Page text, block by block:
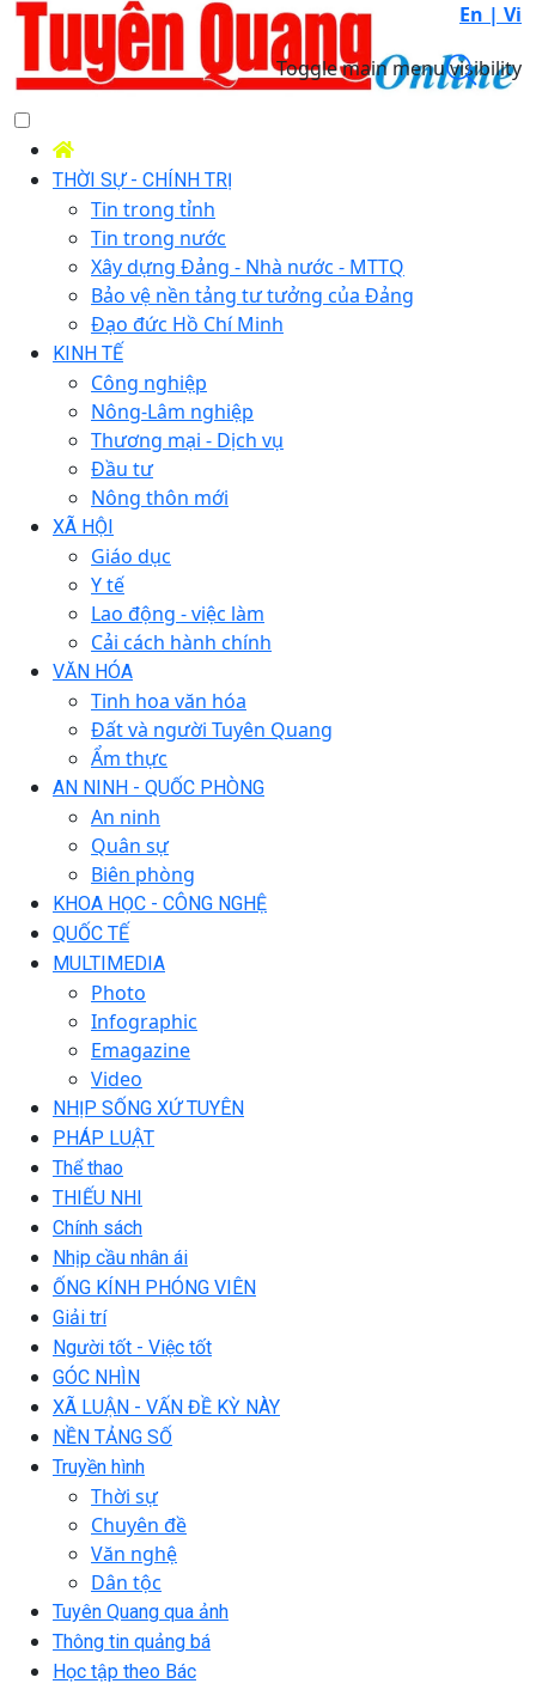
En | Vi
Toggle main menu visibility
THỜI SỰ - CHÍNH TRỊ
Tin trong tỉnh
Tin trong nước
Xây dựng Đảng - Nhà nước - MTTQ
Bảo vệ nền tảng tư tưởng của Đảng
Đạo đức Hồ Chí Minh
KINH TẾ
Công nghiệp
Nông-Lâm nghiệp
Thương mại - Dịch vụ
Đầu tư
Nông thôn mới
XÃ HỘI
Giáo dục
Y tế
Lao động - việc làm
Cải cách hành chính
VĂN HÓA
Tinh hoa văn hóa
Đất và người Tuyên Quang
Ẩm thực
AN NINH - QUỐC PHÒNG
An ninh
Quân sự
Biên phòng
KHOA HỌC - CÔNG NGHỆ
QUỐC TẾ
MULTIMEDIA
Photo
Infographic
Emagazine
Video
NHỊP SỐNG XỨ TUYÊN
PHÁP LUẬT
Thể thao
THIẾU NHI
Chính sách
Nhịp cầu nhân ái
ỐNG KÍNH PHÓNG VIÊN
Giải trí
Người tốt - Việc tốt
GÓC NHÌN
XÃ LUẬN - VẤN ĐỀ KỲ NÀY
NỀN TẢNG SỐ
Truyền hình
Thời sự
Chuyên đề
Văn nghệ
Dân tộc
Tuyên Quang qua ảnh
Thông tin quảng bá
Học tập theo Bác